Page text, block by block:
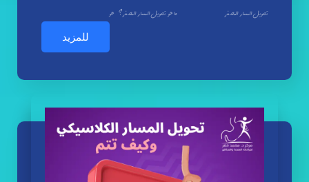
تحويل المسار المصغر ما هو تحويل المسار المصغر؟ هو
للمزيد